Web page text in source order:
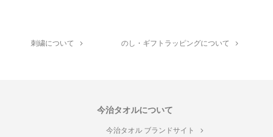
刺繍について のし・ギフトラッピングについて
今治タオルについて
今治タオル ブランドサイト